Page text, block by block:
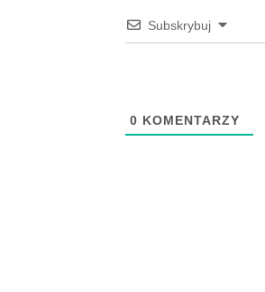
Subskrybuj
0 KOMENTARZY